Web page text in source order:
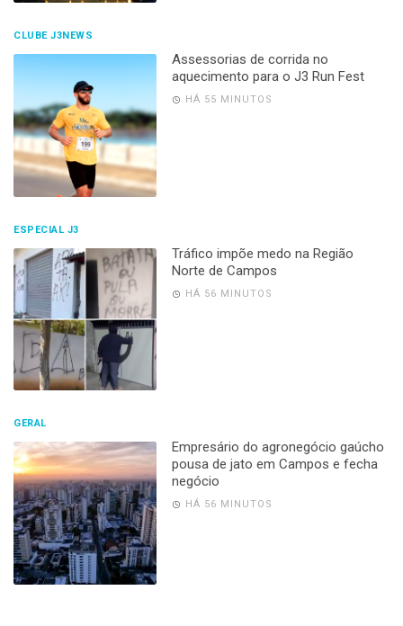
CLUBE J3NEWS
Assessorias de corrida no
aquecimento para o J3 Run Fest
HÁ 55 MINUTOS
ESPECIAL J3
Tráfico impõe medo na Região
Norte de Campos
HÁ 56 MINUTOS
GERAL
Empresário do agronegócio gaúcho
pousa de jato em Campos e fecha
negócio
HÁ 56 MINUTOS